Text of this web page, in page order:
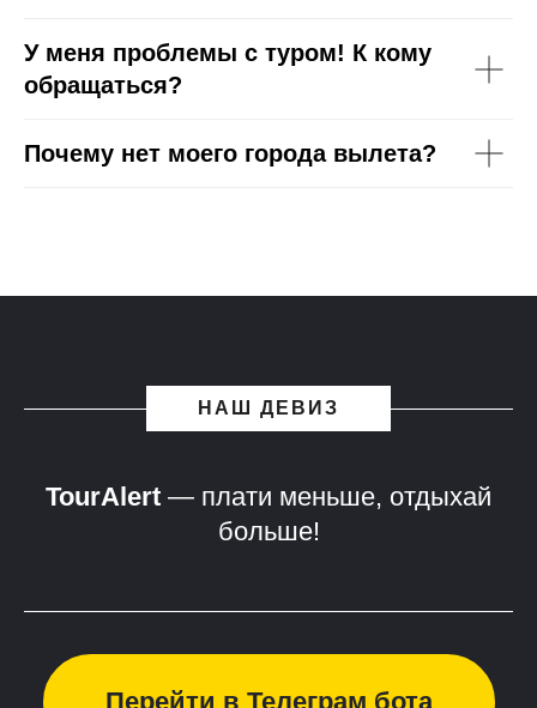
У меня проблемы с туром! К кому
обращаться?
Почему нет моего города вылета?
НАШ ДЕВИЗ
TourAlert — плати меньше, отдыхай
больше!
Перейти в Телеграм бота